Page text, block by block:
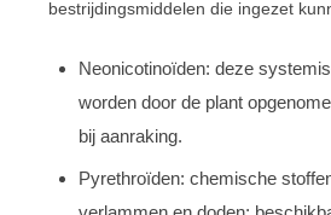
bestrijdingsmiddelen die ingezet
Neonicotinoïden: deze
worden door de plant
bij aanraking.
Pyrethroïden: chemische